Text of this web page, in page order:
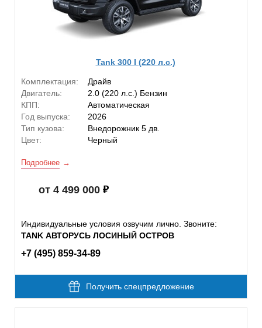
Tank 300 I (220 л.с.)
Комплектация:
Драйв
Двигатель:
2.0 (220 л.с.) Бензин
КПП:
Автоматическая
Год выпуска:
2026
Тип кузова:
Внедорожник 5 дв.
Цвет:
Черный
Подробнее
от 4 499 000
Индивидуальные условия озвучим лично. Звоните:
TANK АВТОРУСЬ ЛОСИНЫЙ ОСТРОВ
+7 (495) 859-34-89
Получить спецпредложение